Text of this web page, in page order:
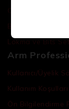
Cırcır Kolları
Batarya ve
Lokma ve Bits
Arm
Kullanıcı/Üyelik
Kullanım Koşulları
Ön Bilgilendirme